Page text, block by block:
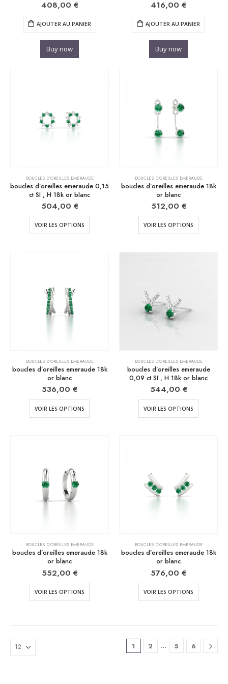
408,00 €
AJOUTER AU PANIER
Buy now
416,00 €
AJOUTER AU PANIER
Buy now
BOUCLES D'OREILLES EMERAUDE
boucles d’oreilles emeraude 0,15
ct SI , H 18k or blanc
504,00 €
VOIR LES OPTIONS
BOUCLES D'OREILLES EMERAUDE
boucles d’oreilles emeraude 18k
or blanc
512,00 €
VOIR LES OPTIONS
BOUCLES D'OREILLES EMERAUDE
boucles d’oreilles emeraude 18k
or blanc
536,00 €
VOIR LES OPTIONS
BOUCLES D'OREILLES EMERAUDE
boucles d’oreilles emeraude
0,09 ct SI , H 18k or blanc
544,00 €
VOIR LES OPTIONS
BOUCLES D'OREILLES EMERAUDE
boucles d’oreilles emeraude 18k
or blanc
552,00 €
VOIR LES OPTIONS
BOUCLES D'OREILLES EMERAUDE
boucles d’oreilles emeraude 18k
or blanc
576,00 €
VOIR LES OPTIONS
1 2 … 5 6